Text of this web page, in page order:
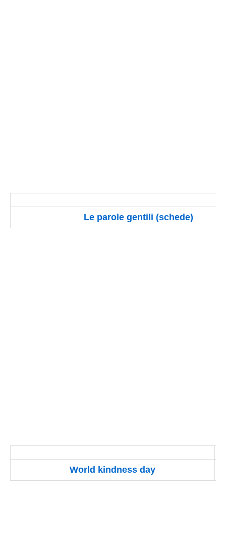
Le parole gentili (schede)
World kindness day